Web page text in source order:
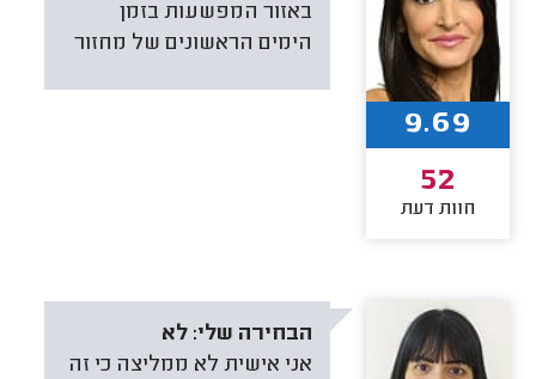
באזור המפשעות בזמן
הימים הראשונים של מחזור
9.69
52
חוות דעת
הבחירה שלי: לא
אני אישית לא ממליצה כי זה